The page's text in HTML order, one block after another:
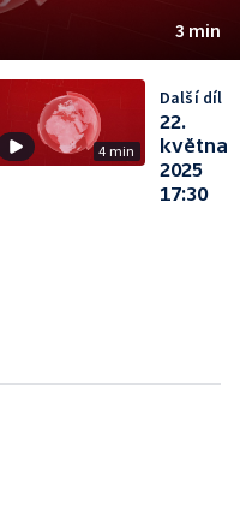
3 min
4 min
Další díl
22.
května
2025
17:30